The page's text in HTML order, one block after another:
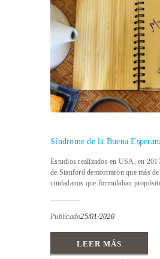
Síndrome de la Buena
Estudios realizados en USA, en
de Stanford demostraron que más
ciudadanos que formulaban
Publicado25/01/2020
LEER MÁS